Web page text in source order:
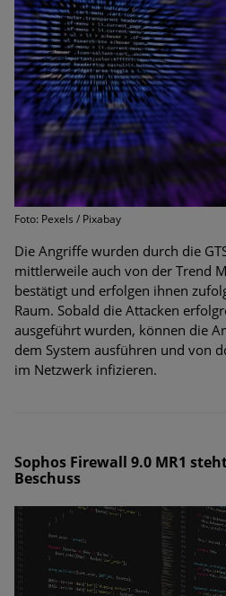
Foto: Pexels / Pixabay
Die Angriffe wurden durch die
mittlerweile auch von der Trend
bestätigt und erfolgen ihnen
Raum. Sobald die Attacken
ausgeführt wurden, können die
dem System ausführen und von
im Netzwerk infizieren.
Sophos Firewall 9.0 MR1
Beschuss